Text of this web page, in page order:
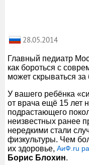
28.05.2014
Главный педиатр
как бороться с
может скрываться
У вашего ребёнка
от врача ещё 15 лет
подрастающего
неизвестных ранее
нередкими стали
физкультуры. Чем
их здоровье, АиФ.ru
Борис Блохин.